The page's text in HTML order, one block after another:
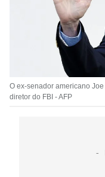
O ex-senador americano
diretor do FBI - AFP